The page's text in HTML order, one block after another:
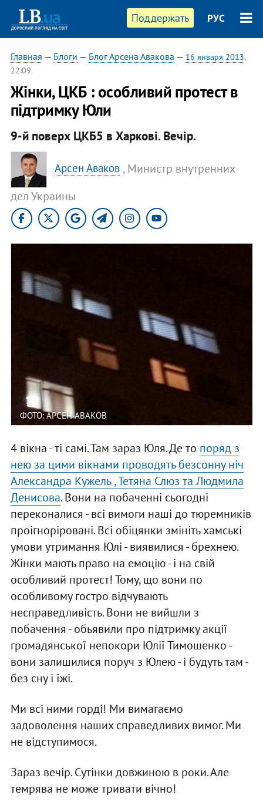
Поддержать РУС
Главная — Блоги — Блог Арсена Авакова — 16 января 2013,
22:09
Жінки, ЦКБ : особливий протест в
пiдтримку Юли
9-й поверх ЦКБ5 в Харкові. Вечір.
Арсен Аваков , Министр внутренних
дел Украины
ФОТО: АРСЕН АВАКОВ
4 вікна - ті самі. Там зараз Юля. Де то поряд з
нею за цими вікнами проводять безсонну ніч
Александра Кужель , Тетяна Слюз та Людмила
Денисова. Вони на побаченні сьогодні
переконалися - всі вимоги наші до тюремникiв
проігноріровані. Всі обіцянки змініть хамські
умови утримання Юлі - виявилися - брехнею.
Жінки мають право на емоцію - і на свій
особливий протест! Тому, що вони по
особливому гостро відчувають
несправедливість. Вони не вийшли з
побачення - обьявили про підтримку акції
громадянської непокори Юлії Тимошенко -
вони залишилися поруч з Юлею - і будуть там -
без сну і їжі.
Ми всі ними горді! Ми вимагаємо
задоволення наших справедливих вимог. Ми
не відступимося.
Зараз вечір. Сутінки довжиною в роки. Але
темрява не може тривати вічно!